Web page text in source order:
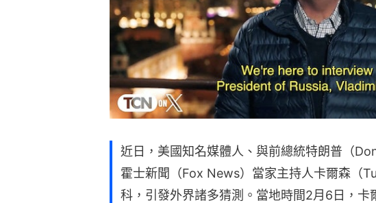
近日，美國知名媒體人、與前總統特朗普（
霍士新聞（Fox News）當家主持人卡爾森（
科，引發外界諸多猜測。當地時間2月6日，卡